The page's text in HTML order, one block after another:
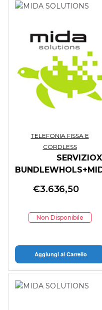
TELEFONIA FISSA E
CORDLESS
€3.636,50
Non Disponibile
Aggiungi al Carrello